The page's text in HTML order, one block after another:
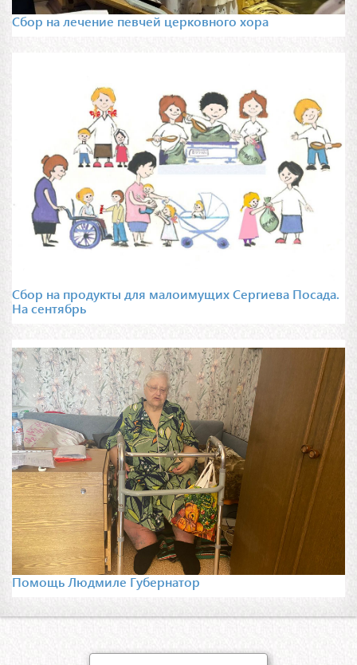
Сбор на лечение певчей церковного хора
Сбор на продукты для малоимущих Сергиева Посада.
На сентябрь
Помощь Людмиле Губернатор